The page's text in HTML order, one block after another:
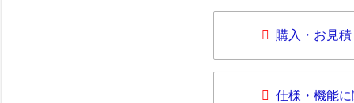
購入・お見
仕様・機能